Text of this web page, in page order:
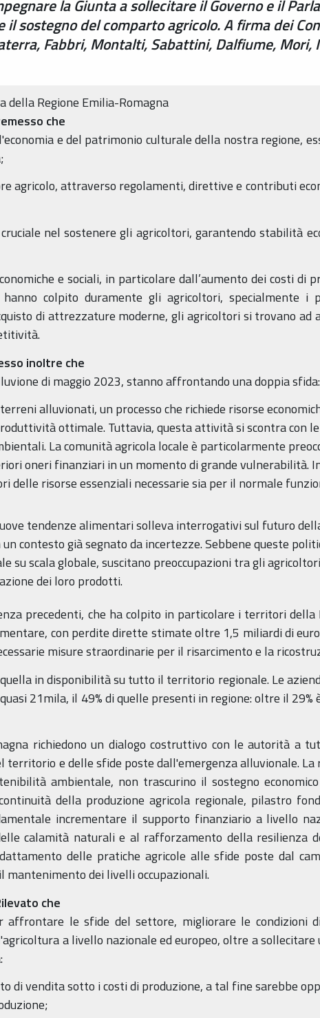
la Giunta a sollecitare il Governo e il
sostegno del comparto agricolo. A firma dei
Fabbri, Montalti, Sabattini, Dalfiume,
della Regione Emilia-Romagna
che
e del patrimonio culturale della nostra regione,
agricolo, attraverso regolamenti, direttive e contributi
nel sostenere gli agricoltori, garantendo stabilità
e sociali, in particolare dall’aumento dei costi di
colpito duramente gli agricoltori, specialmente i
di attrezzature moderne, gli agricoltori si trovano ad
inoltre che
di maggio 2023, stanno affrontando una doppia sfida:
alluvionati, un processo che richiede risorse
ottimale. Tuttavia, questa attività si scontra con
La comunità agricola locale è particolarmente
oneri finanziari in un momento di grande vulnerabilità.
delle risorse essenziali necessarie sia per il normale
tendenze alimentari solleva interrogativi sul futuro
contesto già segnato da incertezze. Sebbene queste
su scala globale, suscitano preoccupazioni tra gli
dei loro prodotti.
precedenti, che ha colpito in particolare i territori della
con perdite dirette stimate oltre 1,5 miliardi di
misure straordinarie per il risarcimento e la
in disponibilità su tutto il territorio regionale. Le
21mila, il 49% di quelle presenti in regione: oltre il 29%
richiedono un dialogo costruttivo con le autorità a
e delle sfide poste dall'emergenza alluvionale. La
ambientale, non trascurino il sostegno
della produzione agricola regionale, pilastro
incrementare il supporto finanziario a livello
calamità naturali e al rafforzamento della resilienza
delle pratiche agricole alle sfide poste dal
mantenimento dei livelli occupazionali.
che
affrontare le sfide del settore, migliorare le condizioni
a livello nazionale ed europeo, oltre a sollecitare
di vendita sotto i costi di produzione, a tal fine sarebbe